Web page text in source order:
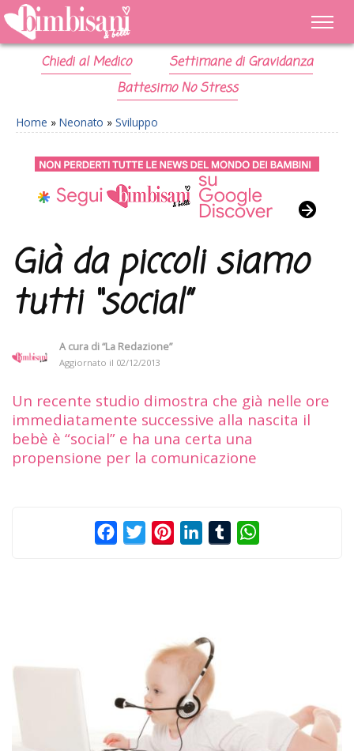
Chiedi al Medico
Settimane di Gravidanza
Battesimo No Stress
Home » Neonato » Sviluppo
Già da piccoli siamo
tutti “social”
A cura di“La Redazione”
Aggiornato il 02/12/2013
Un recente studio dimostra che già nelle ore
immediatamente successive alla nascita il
bebè è “social” e ha una certa una
propensione per la comunicazione
FacebookTwitterPinterestLinkedInTumblr